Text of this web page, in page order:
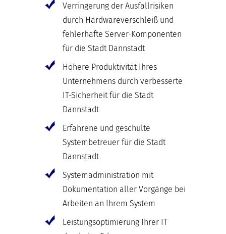
Verringerung der Ausfallrisiken
durch Hardwareverschleiß und
fehlerhafte Server-Komponenten
für die Stadt Dannstadt
Höhere Produktivität Ihres
Unternehmens durch verbesserte
IT-Sicherheit für die Stadt
Dannstadt
Erfahrene und geschulte
Systembetreuer für die Stadt
Dannstadt
Systemadministration mit
Dokumentation aller Vorgänge bei
Arbeiten an Ihrem System
Leistungsoptimierung Ihrer IT